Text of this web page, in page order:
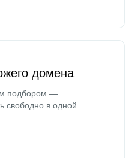
домена
подбором —
свободно в одной